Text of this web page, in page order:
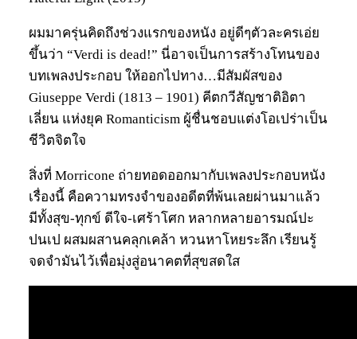
ผมมาครุ่นคิดถึงช่วงแรกของหนัง อยู่ดีๆตัวละครเอ่ย
ขึ้นว่า “Verdi is dead!” นี่อาจเป็นการสร้างโทนของ
บทเพลงประกอบ ให้ออกไปทาง…มีสัมผัสของ
Giuseppe Verdi (1813 – 1901) คีตกวีสัญชาติอิตา
เลี่ยน แห่งยุค Romanticism ผู้ชื่นชอบแต่งโอเปร่าเป็น
ชีวิตจิตใจ
สิ่งที่ Morricone ถ่ายทอดออกมากับเพลงประกอบหนัง
เรื่องนี้ คือความทรงจำของอดีตที่พ้นเลยผ่านมาแล้ว
มีทั้งสุข-ทุกข์ ดีใจ-เศร้าโศก หลากหลายอารมณ์ปะ
ปนเป ผสมผสานคลุกเคล้า หวนหาโหยระลึก เรียนรู้
จดจำมันไว้เพื่อมุ่งสู่อนาคตที่สุขสดใส